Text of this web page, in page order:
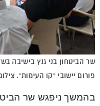
שר הביטחון בני גנץ בישיבה
פורום יישובי “קו העימות”.
בהמשך ניפגש שר